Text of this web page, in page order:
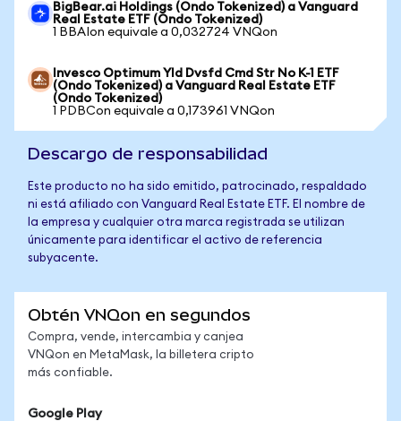
BigBear.ai Holdings (Ondo Tokenized) a Vanguard
Real Estate ETF (Ondo Tokenized)
1 BBAIon equivale a 0,032724 VNQon
Invesco Optimum Yld Dvsfd Cmd Str No K-1 ETF
(Ondo Tokenized) a Vanguard Real Estate ETF
(Ondo Tokenized)
1 PDBCon equivale a 0,173961 VNQon
Descargo de responsabilidad
Este producto no ha sido emitido, patrocinado, respaldado
ni está afiliado con Vanguard Real Estate ETF. El nombre de
la empresa y cualquier otra marca registrada se utilizan
únicamente para identificar el activo de referencia
subyacente.
Obtén VNQon en segundos
Compra, vende, intercambia y canjea
VNQon en MetaMask, la billetera cripto
más confiable.
Google Play